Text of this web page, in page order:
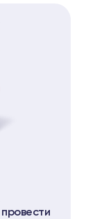
провести